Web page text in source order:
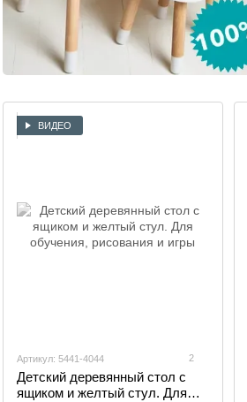
ВИДЕО
Артикул: 5441-4044 2
Детский деревянный стол с
ящиком и желтый стул. Для